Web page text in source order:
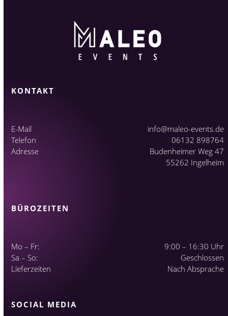
KONTAKT
E-Mail
info@maleo-events.de
Telefon
06132 898764
Adresse
Budenheimer Weg 47
55262 Ingelheim
BÜROZEITEN
Mo – Fr:
9:00 – 16:30 Uhr
Sa – So:
Geschlossen
Lieferzeiten
Nach Absprache
SOCIAL MEDIA